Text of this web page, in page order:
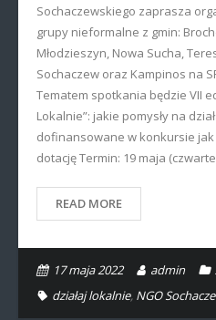
Sochaczewskiego zaprasza
grupy nieformalne z gmin:
Młodzieszyn, Nowa Sucha,
Sochaczew oraz Kampinos na
Tematem spotkania będzie VII
Lokalnie”: jakie pomysły na
dofinansowane w konkursie
dotację Termin: 19 maja
READ MORE
17 maja 2022 admin
działaj lokalnie, NGO